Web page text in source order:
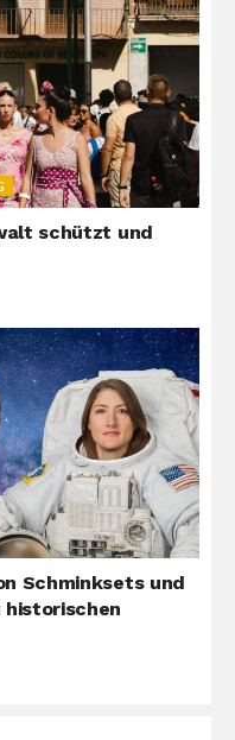
schützt und
Schminksets und
historischen